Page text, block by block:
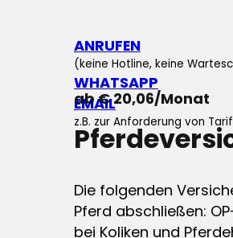
ANRUFEN
(keine Hotline, keine
WHATSAPP
EMAIL
z.B. zur Anforderung von
ab € 20,06/Monat
Die folgenden
Pferd abschließen:
bei Koliken und